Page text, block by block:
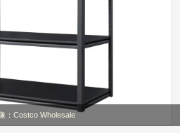
：Costco Wholesale